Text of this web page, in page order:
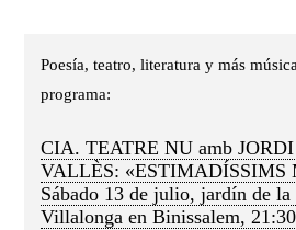
Poesía, teatro, literatura y más
programa:
CIA. TEATRE NU amb
VALLÈS: «ESTIMADÍSSIMS
Sábado 13 de julio, jardín de la
Villalonga en Binissalem,